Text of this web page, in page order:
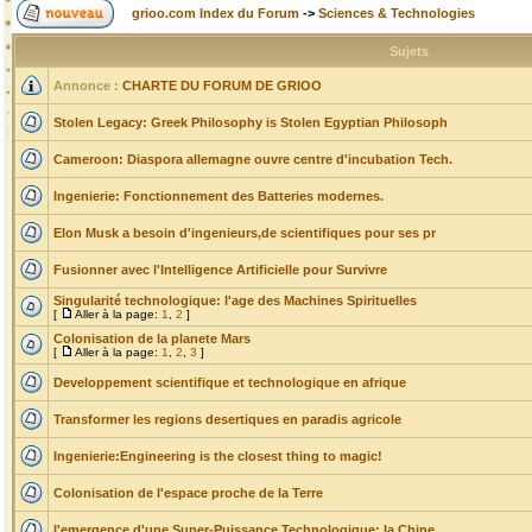
grioo.com Index du Forum -> Sciences & Technologies
Sujets
Annonce : CHARTE DU FORUM DE GRIOO
Stolen Legacy: Greek Philosophy is Stolen Egyptian Philosoph
Cameroon: Diaspora allemagne ouvre centre d'incubation Tech.
Ingenierie: Fonctionnement des Batteries modernes.
Elon Musk a besoin d'ingenieurs,de scientifiques pour ses pr
Fusionner avec l'Intelligence Artificielle pour Survivre
Singularité technologique: l'age des Machines Spirituelles
[ Aller à la page: 1 2 ]
Colonisation de la planete Mars
[ Aller à la page: 1 2 3 ]
Developpement scientifique et technologique en afrique
Transformer les regions desertiques en paradis agricole
Ingenierie:Engineering is the closest thing to magic!
Colonisation de l'espace proche de la Terre